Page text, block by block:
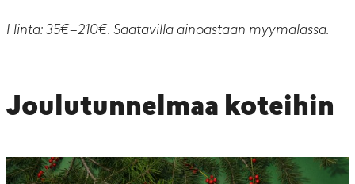
Hinta: 35€–210€. Saatavilla ainoastaan myymälässä.
Joulutunnelmaa koteihin